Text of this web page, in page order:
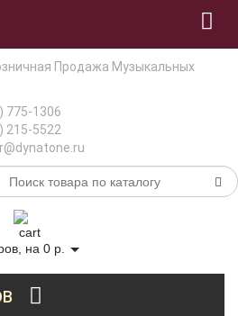
775-1306
215-5522
на 0 р.